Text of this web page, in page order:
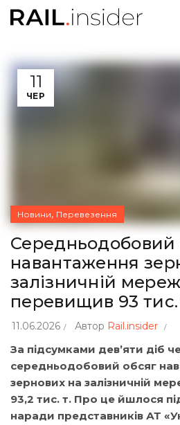
11
ЧЕР
Новини, Перевезення
Середньодобовий
навантаження
залізничній
перевищив 93 тис.
11.06.2026 Автор Rail.insider
За підсумками дев’яти діб
середньодобовий обсяг
зернових на залізничній
93,2 тис. т. Про це йшлося
наради представників АТ